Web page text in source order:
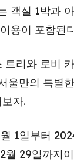
객실 1박과
용이 포함된
리와 로비
울만의 특별
자.
1일부터
29일까지